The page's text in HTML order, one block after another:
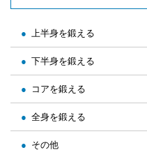
上半身を鍛える
下半身を鍛える
コアを鍛える
全身を鍛える
その他